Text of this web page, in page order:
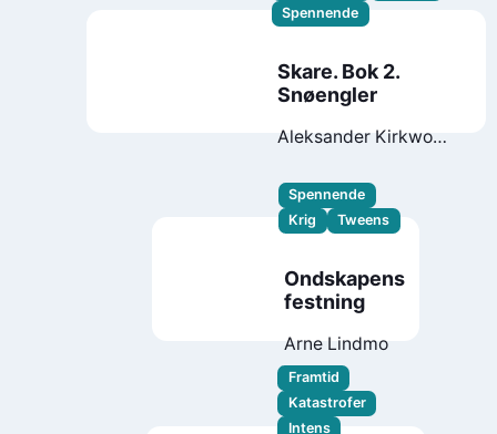
Spennende
Skare. Bok 2.
Snøengler
Aleksander Kirkwood
Falla Eriksen
Spennende
Krig
Tweens
Ondskapens
festning
Arne Lindmo
Framtid
Katastrofer
Intens